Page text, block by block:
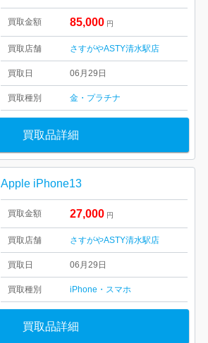
買取金額 85,000 円
買取店舗 さすがやASTY清水駅店
買取日 06月29日
買取種別 金・プラチナ
買取品詳細
Apple iPhone13
買取金額 27,000 円
買取店舗 さすがやASTY清水駅店
買取日 06月29日
買取種別 iPhone・スマホ
買取品詳細